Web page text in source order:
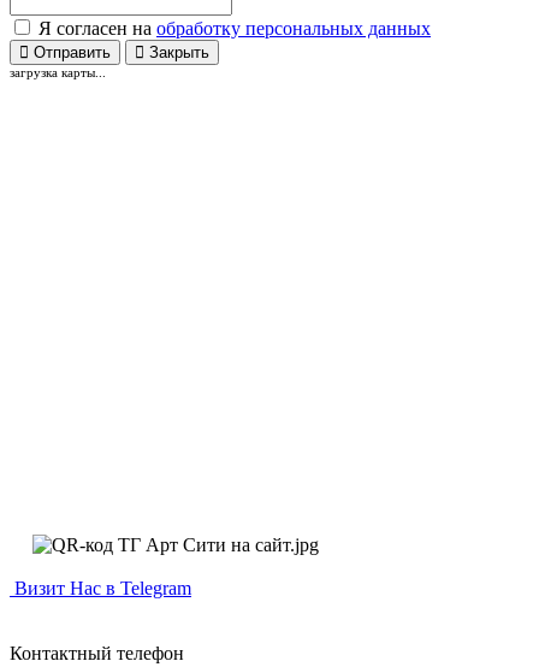
Я согласен на обработку персональных данных
Отправить Закрыть
загрузка карты...
Визит Нас в Telegram
Контактный телефон